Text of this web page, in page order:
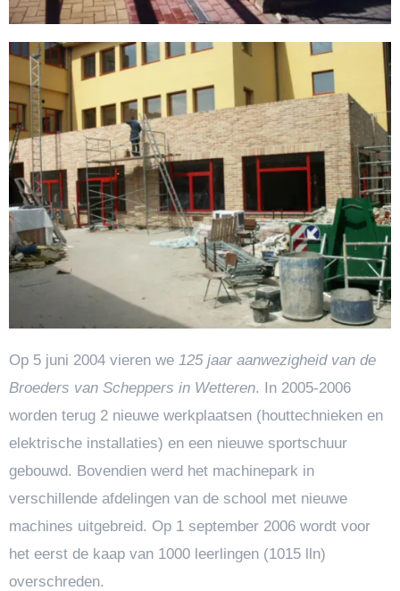
Op 5 juni 2004 vieren we 125 jaar aanwezigheid van de
Broeders van Scheppers in Wetteren. In 2005-2006
worden terug 2 nieuwe werkplaatsen (houttechnieken en
elektrische installaties) en een nieuwe sportschuur
gebouwd. Bovendien werd het machinepark in
verschillende afdelingen van de school met nieuwe
machines uitgebreid. Op 1 september 2006 wordt voor
het eerst de kaap van 1000 leerlingen (1015 lln)
overschreden.